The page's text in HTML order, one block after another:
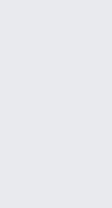
et de certificat TLS.